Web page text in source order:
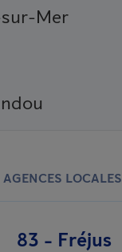
Mer
LOCALES
83 - Fréjus